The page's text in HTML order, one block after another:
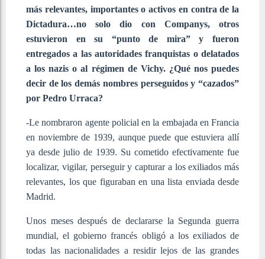
más relevantes, importantes o activos en contra de la
Dictadura…no solo dio con Companys, otros
estuvieron en su “punto de mira” y fueron
entregados a las autoridades franquistas o delatados
a los nazis o al régimen de Vichy. ¿Qué nos puedes
decir de los demás nombres perseguidos y “cazados”
por Pedro Urraca?
-Le nombraron agente policial en la embajada en Francia
en noviembre de 1939, aunque puede que estuviera allí
ya desde julio de 1939. Su cometido efectivamente fue
localizar, vigilar, perseguir y capturar a los exiliados más
relevantes, los que figuraban en una lista enviada desde
Madrid.
Unos meses después de declararse la Segunda guerra
mundial, el gobierno francés obligó a los exiliados de
todas las nacionalidades a residir lejos de las grandes